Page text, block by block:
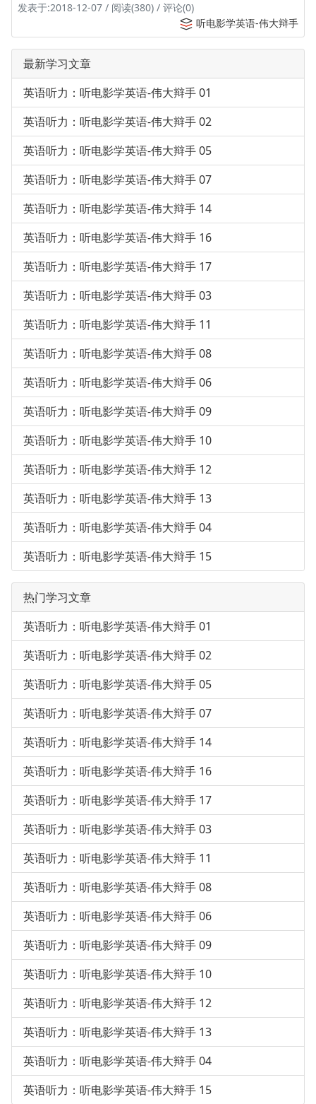
发表于:2018-12-07 / 阅读(380) / 评论(0)
听电影学英语-伟大辩手
最新学习文章
英语听力：听电影学英语-伟大辩手 01
英语听力：听电影学英语-伟大辩手 02
英语听力：听电影学英语-伟大辩手 05
英语听力：听电影学英语-伟大辩手 07
英语听力：听电影学英语-伟大辩手 14
英语听力：听电影学英语-伟大辩手 16
英语听力：听电影学英语-伟大辩手 17
英语听力：听电影学英语-伟大辩手 03
英语听力：听电影学英语-伟大辩手 11
英语听力：听电影学英语-伟大辩手 08
英语听力：听电影学英语-伟大辩手 06
英语听力：听电影学英语-伟大辩手 09
英语听力：听电影学英语-伟大辩手 10
英语听力：听电影学英语-伟大辩手 12
英语听力：听电影学英语-伟大辩手 13
英语听力：听电影学英语-伟大辩手 04
英语听力：听电影学英语-伟大辩手 15
热门学习文章
英语听力：听电影学英语-伟大辩手 01
英语听力：听电影学英语-伟大辩手 02
英语听力：听电影学英语-伟大辩手 05
英语听力：听电影学英语-伟大辩手 07
英语听力：听电影学英语-伟大辩手 14
英语听力：听电影学英语-伟大辩手 16
英语听力：听电影学英语-伟大辩手 17
英语听力：听电影学英语-伟大辩手 03
英语听力：听电影学英语-伟大辩手 11
英语听力：听电影学英语-伟大辩手 08
英语听力：听电影学英语-伟大辩手 06
英语听力：听电影学英语-伟大辩手 09
英语听力：听电影学英语-伟大辩手 10
英语听力：听电影学英语-伟大辩手 12
英语听力：听电影学英语-伟大辩手 13
英语听力：听电影学英语-伟大辩手 04
英语听力：听电影学英语-伟大辩手 15